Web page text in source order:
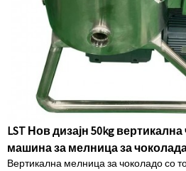
LST Нов дизајн 50kg
машина за мелница за
Вертикална мелница за чоколадо со